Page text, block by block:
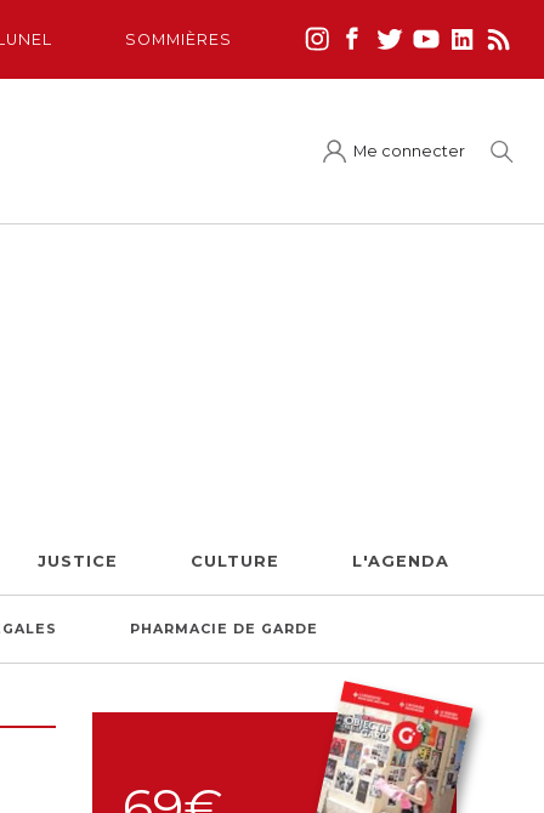
SOMMIÈRES
Me connecter
JUSTICE CULTURE L'AGENDA
PHARMACIE DE GARDE